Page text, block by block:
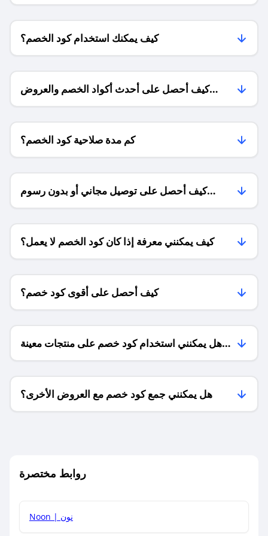
كيف يمكنك استخدام كود الخصم؟
كيف أحصل على أحدث أكواد الخصم والعروض
للمتاجر؟
كم مدة صلاحية كود الخصم؟
كيف أحصل على توصيل مجاني أو بدون رسوم
الشحن ؟
كيف يمكنني معرفة إذا كان كود الخصم لا يعمل؟
كيف أحصل على أقوى كود خصم؟
هل يمكنني استخدام كود خصم على منتجات معينة
فقط؟
هل يمكنني جمع كود خصم مع العروض الأخرى؟
روابط مختصرة
Noon | نون